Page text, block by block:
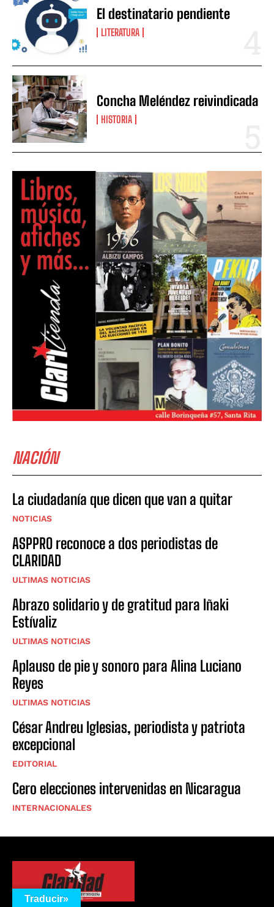
El destinatario pendiente
LITERATURA
Concha Meléndez reivindicada
HISTORIA
NACIÓN
La ciudadanía que dicen que van a quitar
NOTICIAS
ASPPRO reconoce a dos periodistas de
CLARIDAD
ULTIMAS NOTICIAS
Abrazo solidario y de gratitud para Iñaki
Estívaliz
ULTIMAS NOTICIAS
Aplauso de pie y sonoro para Alina Luciano
Reyes
ULTIMAS NOTICIAS
César Andreu Iglesias, periodista y patriota
excepcional
EDITORIAL
Cero elecciones intervenidas en Nicaragua
INTERNACIONALES
Traducir»